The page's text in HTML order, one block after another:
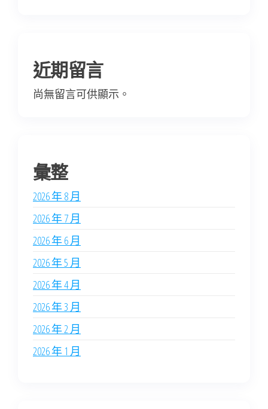
近期留言
尚無留言可供顯示。
彙整
2026 年 8 月
2026 年 7 月
2026 年 6 月
2026 年 5 月
2026 年 4 月
2026 年 3 月
2026 年 2 月
2026 年 1 月